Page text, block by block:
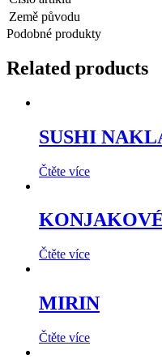
Země původu
Podobné produkty
Related products
SUSHI
Čtěte více
Čtěte více
MIRIN
Čtěte více